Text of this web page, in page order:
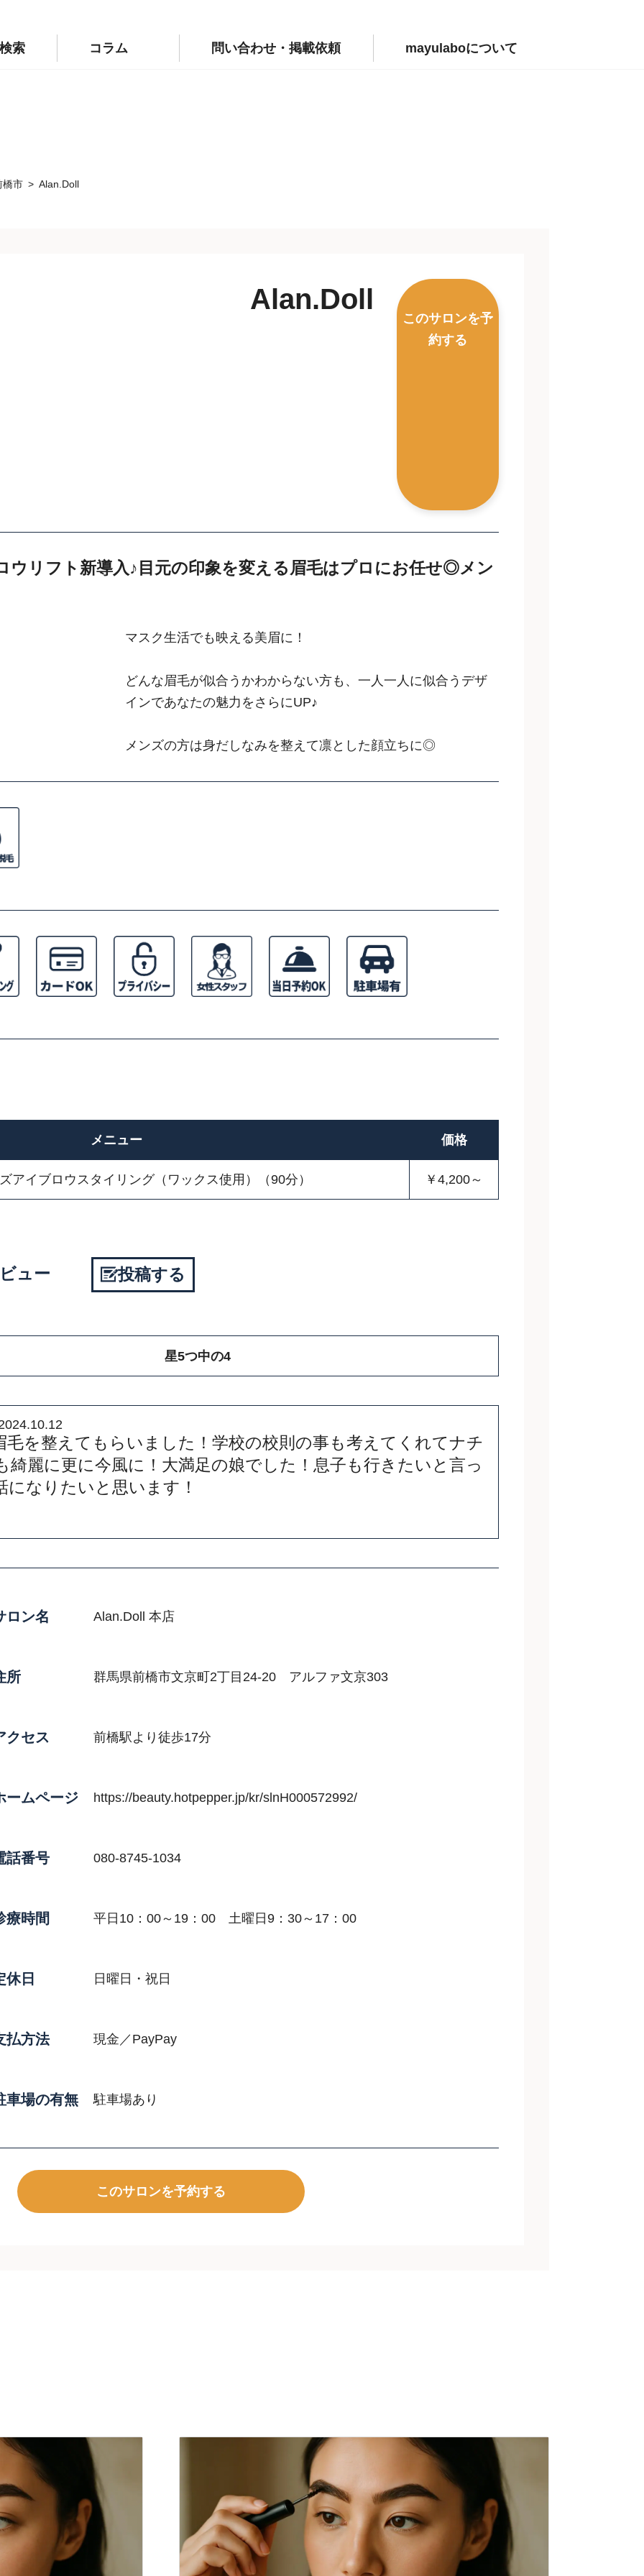
public_html/wp-config.php
索 コラム 問い合わせ・掲載依頼 mayulaboについて
橋市 Alan.Doll
Alan.Doll
このサロンを予
約する
ウリフト新導入♪目元の印象を変える眉毛はプロにお任せ◎メン
マスク生活でも映える美眉に！
どんな眉毛が似合うかわからない方も、一人一人に似合うデザ
インであなたの魅力をさらにUP♪
メンズの方は身だしなみを整えて凛とした顔立ちに◎
メニュー 価格
アイブロウスタイリング（ワックス使用）（90分） ￥4,200～
ュー 投稿する
星5つ中の4
毛を整えてもらいました！学校の校則の事も考えてくれてナチ
麗に更に今風に！大満足の娘でした！息子も行きたいと言っ
なりたいと思います！
ロン名 Alan.Doll 本店
所 群馬県前橋市文京町2丁目24-20 アルファ文京303
クセス 前橋駅より徒歩17分
ームページ https://beauty.hotpepper.jp/kr/slnH000572992/
話番号 080-8745-1034
療時間 平日10：00～19：00 土曜日9：30～17：00
休日 日曜日・祝日
払方法 現金／PayPay
車場の有無 駐車場あり
このサロンを予約する